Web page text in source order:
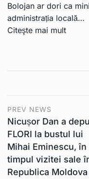
Bolojan ar dori ca
administrația locală…
Citeşte mai mult
PREV NEWS
Nicușor Dan a
FLORI la bustul lui
Mihai Eminescu, în
timpul vizitei sale
Republica Moldova